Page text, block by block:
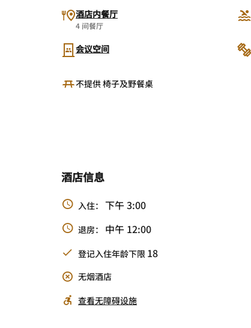
酒店内餐厅
4 间餐厅
会议空间
不提供 椅子及野餐桌
酒店信息
入住： 下午 3:00
退房： 中午 12:00
登记入住年龄下限 18
无烟酒店
查看无障碍设施